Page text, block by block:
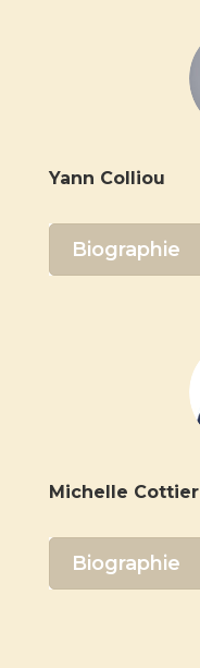
Yann Colliou
Biographie
Michelle Cottier
Biographie